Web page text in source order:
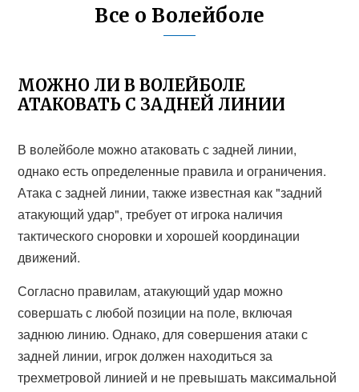
Все о Волейболе
МОЖНО ЛИ В ВОЛЕЙБОЛЕ
АТАКОВАТЬ С ЗАДНЕЙ ЛИНИИ
В волейболе можно атаковать с задней линии,
однако есть определенные правила и ограничения.
Атака с задней линии, также известная как "задний
атакующий удар", требует от игрока наличия
тактического сноровки и хорошей координации
движений.
Согласно правилам, атакующий удар можно
совершать с любой позиции на поле, включая
заднюю линию. Однако, для совершения атаки с
задней линии, игрок должен находиться за
трехметровой линией и не превышать максимальной